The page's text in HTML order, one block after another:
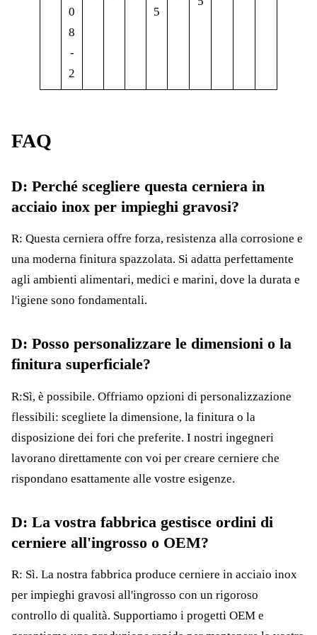
0
8
-
2
5
FAQ
D: Perché scegliere questa cerniera in
acciaio inox per impieghi gravosi?
R: Questa cerniera offre forza, resistenza alla corrosione e
una moderna finitura spazzolata. Si adatta perfettamente
agli ambienti alimentari, medici e marini, dove la durata e
l'igiene sono fondamentali.
D: Posso personalizzare le dimensioni o la
finitura superficiale?
R:Sì, è possibile. Offriamo opzioni di personalizzazione
flessibili: scegliete la dimensione, la finitura o la
disposizione dei fori che preferite. I nostri ingegneri
lavorano direttamente con voi per creare cerniere che
rispondano esattamente alle vostre esigenze.
D: La vostra fabbrica gestisce ordini di
cerniere all'ingrosso o OEM?
R: Sì. La nostra fabbrica produce cerniere in acciaio inox
per impieghi gravosi all'ingrosso con un rigoroso
controllo di qualità. Supportiamo i progetti OEM e